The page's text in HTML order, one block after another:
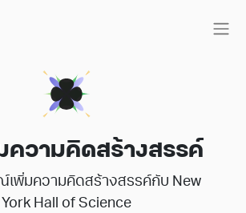
วามคิดสร้างสรรค์
เพิ่มความคิดสร้างสรรค์กับ New
York Hall of Science